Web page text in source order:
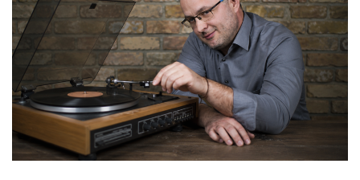
e
m
i
l